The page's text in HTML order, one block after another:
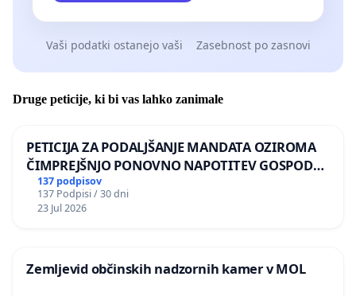
Vaši podatki ostanejo vaši Zasebnost po zasnovi
Druge peticije, ki bi vas lahko zanimale
PETICIJA ZA PODALJŠANJE MANDATA OZIROMA
ČIMPREJŠNJO PONOVNO NAPOTITEV GOSPODA
BERNARDA ŠRAJNERJA NA VELEPOSLANIŠTVO
REPUBLIKE SLOVENIJE V MOSKVI
137 podpisov
137 Podpisi / 30 dni
23 Jul 2026
Zemljevid občinskih nadzornih kamer v MOL